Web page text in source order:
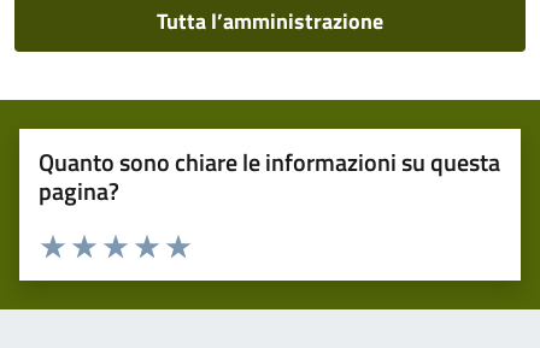
Tutta l’amministrazione
Quanto sono chiare le informazioni su questa
pagina?
Valuta 5 stelle su 5
Valuta 4 stelle su 5
Valuta 3 stelle su 5
Valuta 2 stelle su 5
Valuta 1 stelle su 5